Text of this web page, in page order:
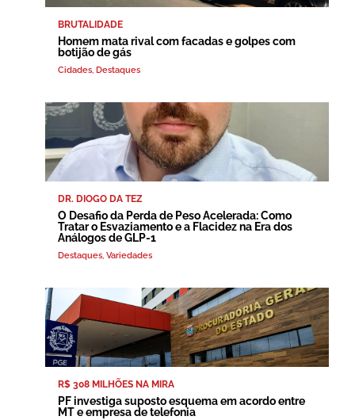
BRUTALIDADE
Homem mata rival com facadas e golpes com
botijão de gás
Cidades, Destaques
DR. DIOGO DA TEZ
O Desafio da Perda de Peso Acelerada: Como
Tratar o Esvaziamento e a Flacidez na Era dos
Análogos de GLP-1
Destaques, Variedades
R$ 308 MILHÕES NA MIRA
PF investiga suposto esquema em acordo entre
MT e empresa de telefonia